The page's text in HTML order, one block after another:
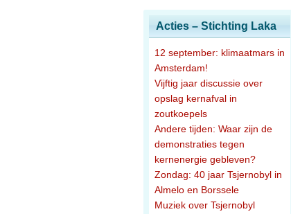
Acties – Stichting Laka
12 september: klimaatmars in
Amsterdam!
Vijftig jaar discussie over
opslag kernafval in
zoutkoepels
Andere tijden: Waar zijn de
demonstraties tegen
kernenergie gebleven?
Zondag: 40 jaar Tsjernobyl in
Almelo en Borssele
Muziek over Tsjernobyl